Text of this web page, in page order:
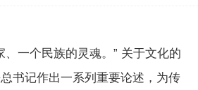
一个民族的灵魂。” 关于文化的
书记作出一系列重要论述，为传